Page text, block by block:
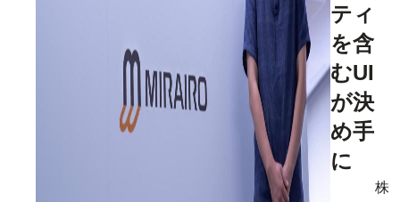
ティ
を含
むUI
が決
め手
に
株